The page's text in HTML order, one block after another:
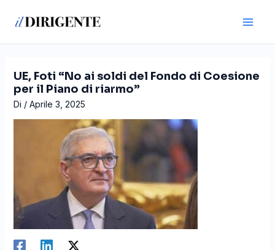
UE, Foti “No ai soldi del Fondo di Coesione
per il Piano di riarmo”
Di / Aprile 3, 2025
articoli